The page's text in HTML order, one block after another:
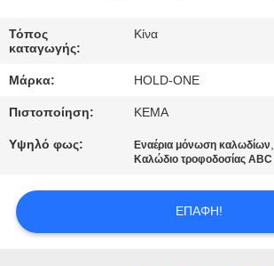
ΜΑΣ
ΕΛΆΤΕ
ΕΠΑΦΉ
ΜΕ
ΕΙΔΉΣΕΙΣ
Τόπος
καταγωγής:
Κίνα
Μάρκα: HOLD-ONE
Πιστοποίηση: KEMA
Υψηλό φως: Εναέρια μόνωση καλωδίων,
Καλώδιο τροφοδοσίας ABC
ΕΠΑΦΉ!